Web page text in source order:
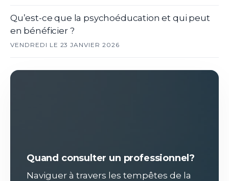
Qu’est-ce que la psychoéducation et qui peut
en bénéficier ?
VENDREDI LE 23 JANVIER 2026
Quand consulter un professionnel?
Naviguer à travers les tempêtes de la